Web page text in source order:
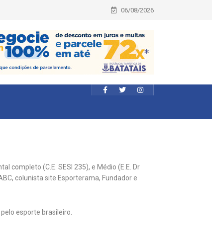
06/08/2026
completo (C.E. SESI 235), e Médio (E.E. Dr
colunista site Esporterama, Fundador e
esporte brasileiro.